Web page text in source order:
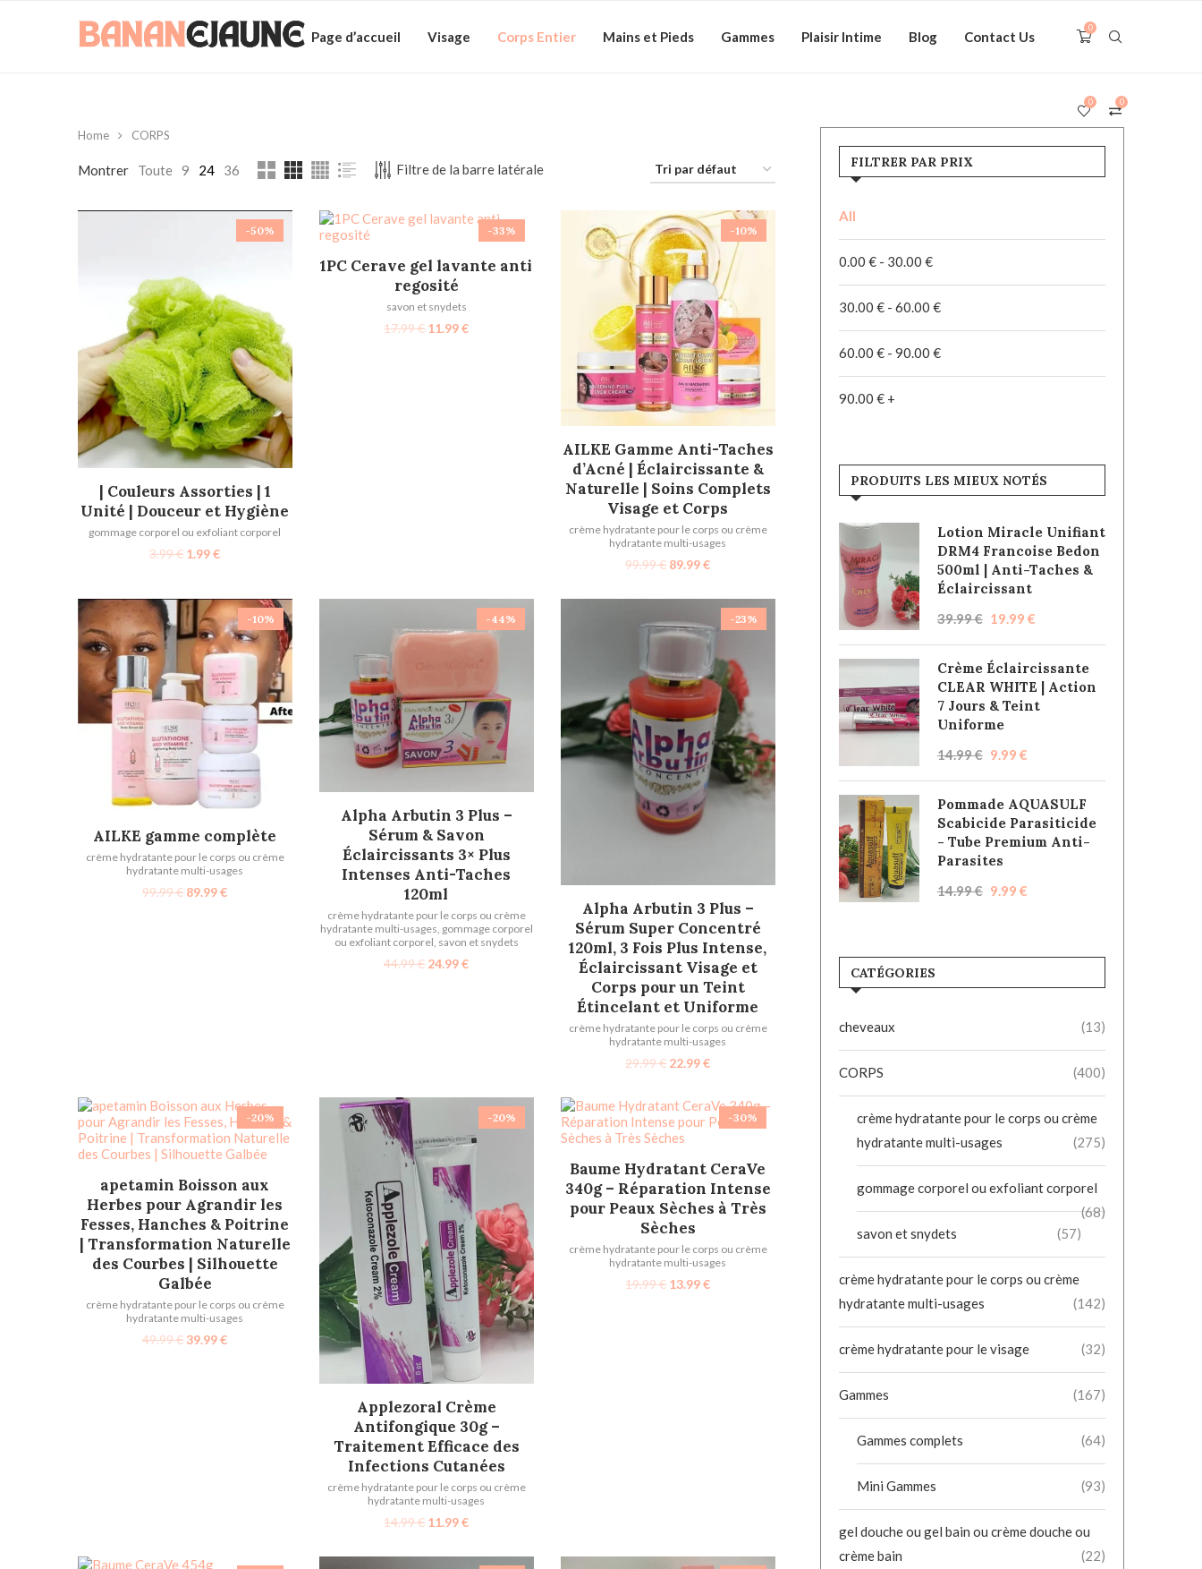
Page d’accueil Visage Corps Entier Mains et Pieds Gammes Plaisir Intime Blog Contact Us
0
0
0
Home CORPS
Montrer Toute 9 24 36 Filtre de la barre latérale
-50%
AJOUTER AU PANIER
| Couleurs Assorties | 1
Unité | Douceur et Hygiène
gommage corporel ou exfoliant corporel
3.99€ 1.99€
-33%
AJOUTER AU PANIER
1PC Cerave gel lavante anti
regosité
savon et snydets
17.99€ 11.99€
-10%
AJOUTER AU PANIER
AILKE Gamme Anti-Taches
d’Acné | Éclaircissante &
Naturelle | Soins Complets
Visage et Corps
crème hydratante pour le corps ou crème
hydratante multi-usages
99.99€ 89.99€
-10%
AJOUTER AU PANIER
AILKE gamme complète
crème hydratante pour le corps ou crème
hydratante multi-usages
99.99€ 89.99€
-44%
AJOUTER AU PANIER
Alpha Arbutin 3 Plus –
Sérum & Savon
Éclaircissants 3× Plus
Intenses Anti-Taches
120ml
crème hydratante pour le corps ou crème
hydratante multi-usages, gommage corporel
ou exfoliant corporel, savon et snydets
44.99€ 24.99€
-23%
AJOUTER AU PANIER
Alpha Arbutin 3 Plus –
Sérum Super Concentré
120ml, 3 Fois Plus Intense,
Éclaircissant Visage et
Corps pour un Teint
Étincelant et Uniforme
crème hydratante pour le corps ou crème
hydratante multi-usages
29.99€ 22.99€
-20%
AJOUTER AU PANIER
apetamin Boisson aux
Herbes pour Agrandir les
Fesses, Hanches & Poitrine
| Transformation Naturelle
des Courbes | Silhouette
Galbée
crème hydratante pour le corps ou crème
hydratante multi-usages
49.99€39.99€
-20%
AJOUTER AU PANIER
​Applezoral Crème
Antifongique 30g –
Traitement Efficace des
Infections Cutanées​
crème hydratante pour le corps ou crème
hydratante multi-usages
14.99€ 11.99€
-30%
AJOUTER AU PANIER
Baume Hydratant CeraVe
340g – Réparation Intense
pour Peaux Sèches à Très
Sèches
crème hydratante pour le corps ou crème
hydratante multi-usages
19.99€ 13.99€
FILTRER PAR PRIX
All
0.00 € - 30.00 €
30.00 € - 60.00 €
60.00 € - 90.00 €
90.00 € +
PRODUITS LES MIEUX NOTÉS
Lotion Miracle Unifiant
DRM4 Francoise Bedon
500ml | Anti-Taches &
Éclaircissant
39.99€ 19.99 €
Crème Éclaircissante
CLEAR WHITE | Action
7 Jours & Teint
Uniforme
14.99€ 9.99 €
Pommade AQUASULF
Scabicide Parasiticide
- Tube Premium Anti-
Parasites
14.99€ 9.99 €
CATÉGORIES
cheveaux (13)
CORPS (400)
crème hydratante pour le corps ou crème
hydratante multi-usages
(275)
gommage corporel ou exfoliant corporel
(68)
savon et snydets
(57)
crème hydratante pour le corps ou crème
hydratante multi-usages
(142)
crème hydratante pour le visage (32)
Gammes (167)
Gammes complets (64)
Mini Gammes (93)
gel douche ou gel bain ou crème douche ou
crème bain
(22)